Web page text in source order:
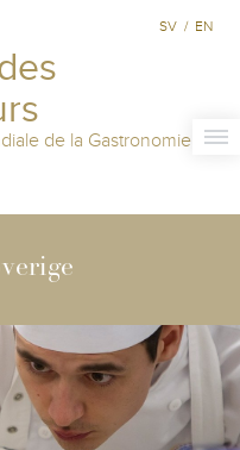
de la Gastronomie
SV / EN